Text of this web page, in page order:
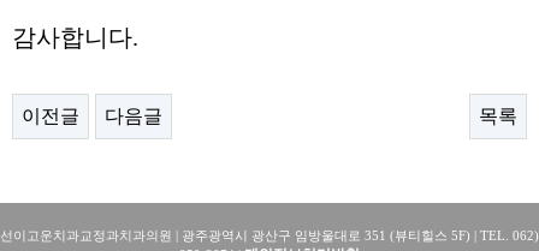
감사합니다.
이전글 다음글 목록
선이고운치과교정과치과의원 | 광주광역시 광산구 임방울대로 351 (뷰티힐스 5F) | TEL. 062)